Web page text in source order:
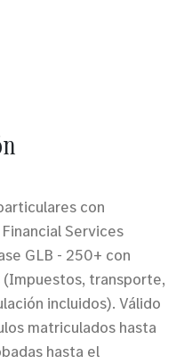
con
Services
GLB - 250+ con
(Impuestos, transporte,
incluidos). Válido
matriculados hasta
hasta el